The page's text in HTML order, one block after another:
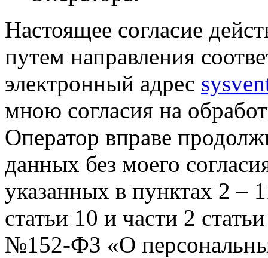
Настоящее согласие
путем направления
электронный адрес
мною согласия на
Оператор вправе
данных без моего
указанных в пунктах 2 –
статьи 10 и части 2
№152-ФЗ «О